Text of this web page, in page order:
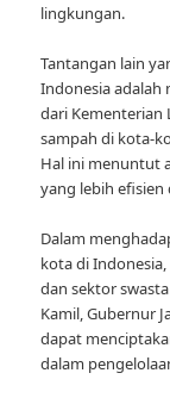
lingkungan.
Tantangan lain
Indonesia adalah
dari Kementerian
sampah di kota-
Hal ini menuntut
yang lebih
Dalam
kota di
dan sektor
Kamil, Gubernur
dapat
dalam